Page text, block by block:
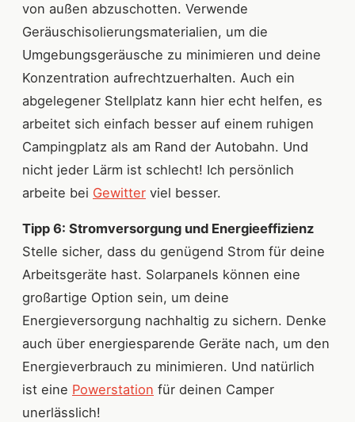
von außen abzuschotten. Verwende
Geräuschisolierungsmaterialien, um die
Umgebungsgeräusche zu minimieren und deine
Konzentration aufrechtzuerhalten. Auch ein
abgelegener Stellplatz kann hier echt helfen, es
arbeitet sich einfach besser auf einem ruhigen
Campingplatz als am Rand der Autobahn. Und
nicht jeder Lärm ist schlecht! Ich persönlich
arbeite bei Gewitter viel besser.
Tipp 6: Stromversorgung und Energieeffizienz
Stelle sicher, dass du genügend Strom für deine
Arbeitsgeräte hast. Solarpanels können eine
großartige Option sein, um deine
Energieversorgung nachhaltig zu sichern. Denke
auch über energiesparende Geräte nach, um den
Energieverbrauch zu minimieren. Und natürlich
ist eine Powerstation für deinen Camper
unerlässlich!